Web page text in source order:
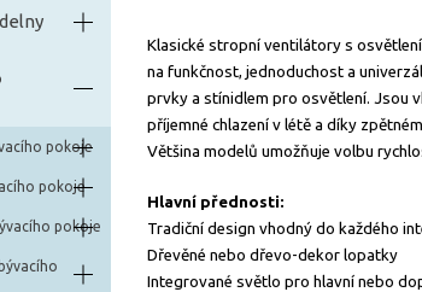
Klasické stropní ventilátory s
na funkčnost, jednoduchost a
prvky a stínidlem pro osvětlení. Jsou
příjemné chlazení v létě a díky
Většina modelů umožňuje volbu
Hlavní přednosti:
Tradiční design vhodný do každého
Dřevěné nebo dřevo-dekor lopatky
Integrované světlo pro hlavní nebo
pokoje
pokoje
pokoje